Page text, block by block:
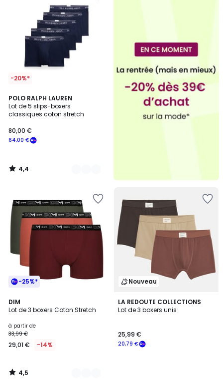
-20%*
POLO RALPH LAUREN
Lot de 5 slips-boxers
classiques coton stretch
64,00 €
80,00 €
4,4
/ 5
7
Couleurs
4,4
/
-25%*
DIM
Lot de 3 boxers Coton Stretch
à partir de
33,99 €
29,01 € -14%
4,5
/ 5
25
Couleurs
4,5
/
Nouveau
LA REDOUTE COLLECTIONS
Lot de 3 boxers unis
20,79 €
25,99 €